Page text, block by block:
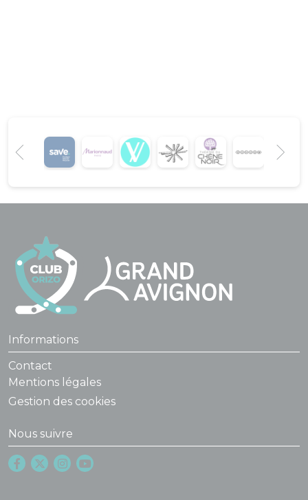
Informations
Contact
Mentions légales
Gestion des cookies
Nous suivre